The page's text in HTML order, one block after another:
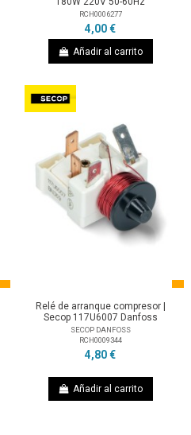
RCH0006277
4,00 €
Añadir al carrito
Relé de arranque compresor |
Secop 117U6007 Danfoss
SECOP DANFOSS
RCH0009344
4,80 €
Añadir al carrito